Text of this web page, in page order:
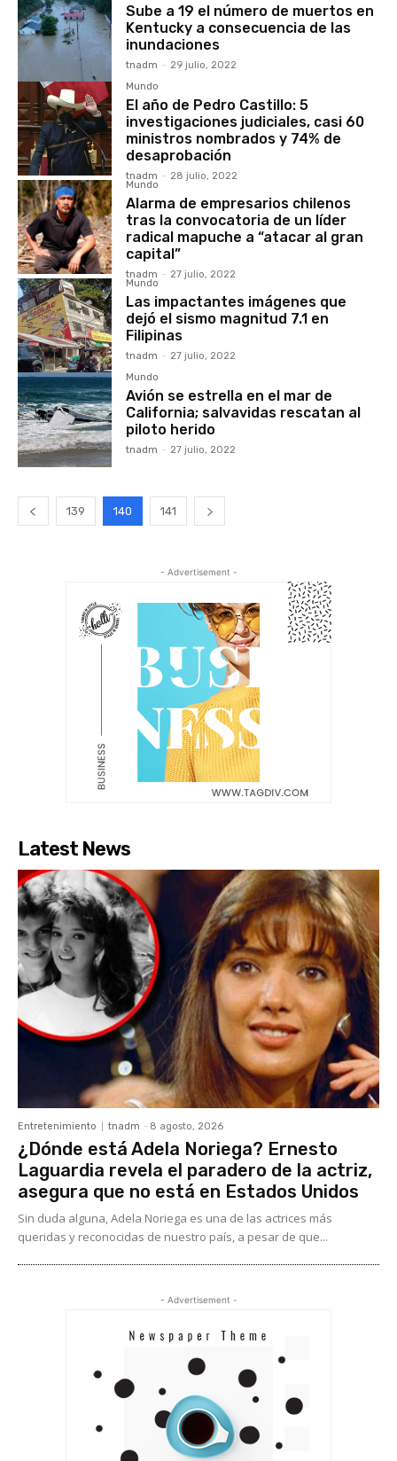
Sube a 19 el número de muertos en
Kentucky a consecuencia de las
inundaciones
tnadm - 29 julio, 2022
Mundo
El año de Pedro Castillo: 5
investigaciones judiciales, casi 60
ministros nombrados y 74% de
desaprobación
tnadm - 28 julio, 2022
Mundo
Alarma de empresarios chilenos
tras la convocatoria de un líder
radical mapuche a “atacar al gran
capital”
tnadm - 27 julio, 2022
Mundo
Las impactantes imágenes que
dejó el sismo magnitud 7.1 en
Filipinas
tnadm - 27 julio, 2022
Mundo
Avión se estrella en el mar de
California; salvavidas rescatan al
piloto herido
tnadm - 27 julio, 2022
139 140 141
- Advertisement -
Latest News
Entretenimiento tnadm - 8 agosto, 2026
¿Dónde está Adela Noriega? Ernesto
Laguardia revela el paradero de la actriz,
asegura que no está en Estados Unidos
Sin duda alguna, Adela Noriega es una de las actrices más
queridas y reconocidas de nuestro país, a pesar de que...
- Advertisement -